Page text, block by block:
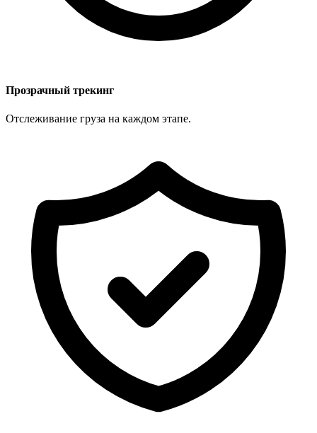
Прозрачный трекинг
Отслеживание груза на каждом этапе.